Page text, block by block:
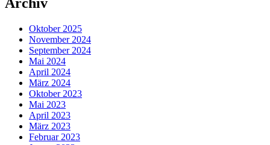
Oktober 2025
November 2024
September 2024
Mai 2024
April 2024
März 2024
Oktober 2023
Mai 2023
April 2023
März 2023
Februar 2023